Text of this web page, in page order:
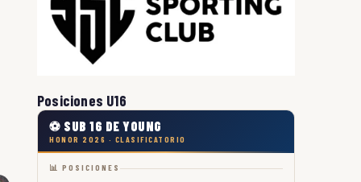
Posiciones U16
⚽ SUB 16 DE YOUNG
HONOR 2026 · CLASIFICATORIO
📊 POSICIONES